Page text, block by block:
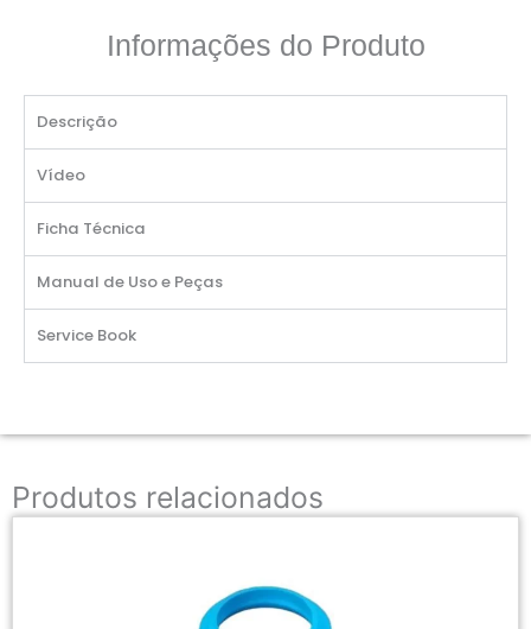
Informações do Produto
Descrição
Vídeo
Ficha Técnica
Manual de Uso e Peças
Service Book
Produtos relacionados